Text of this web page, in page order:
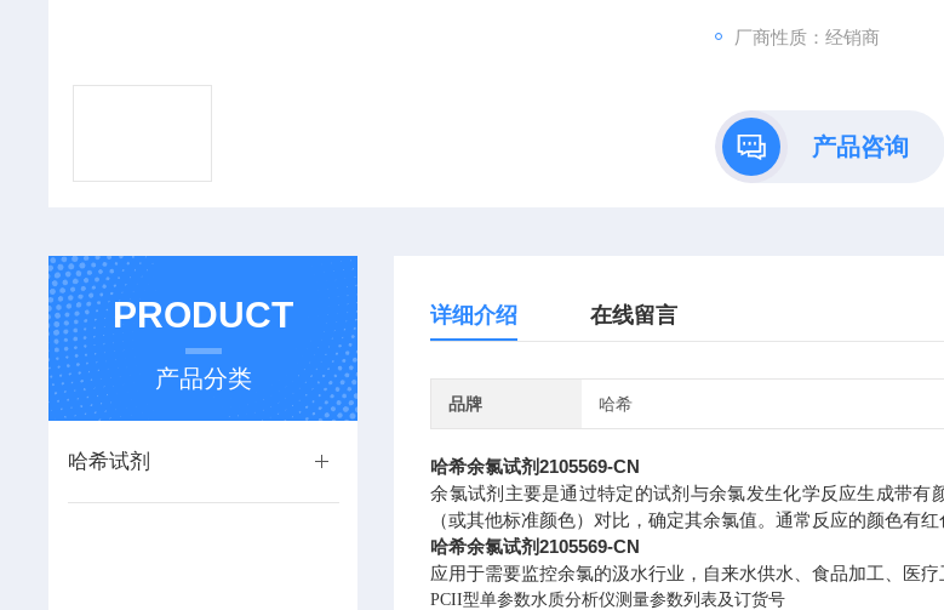
厂商性质：经销商
产品咨询
PRODUCT
产品分类
哈希试剂
详细介绍 在线留言
品牌 哈希
哈希余氯试剂2105569-CN
余氯试剂主要是通过特定的试剂与余氯发生化学反应生成带
（或其他标准颜色）对比，确定其余氯值。通常反应的颜色有红
哈希余氯试剂2105569-CN
应用于需要监控余氯的汲水行业，自来水供水、食品加工、医
PCII型单参数水质分析仪测量参数列表及订货号